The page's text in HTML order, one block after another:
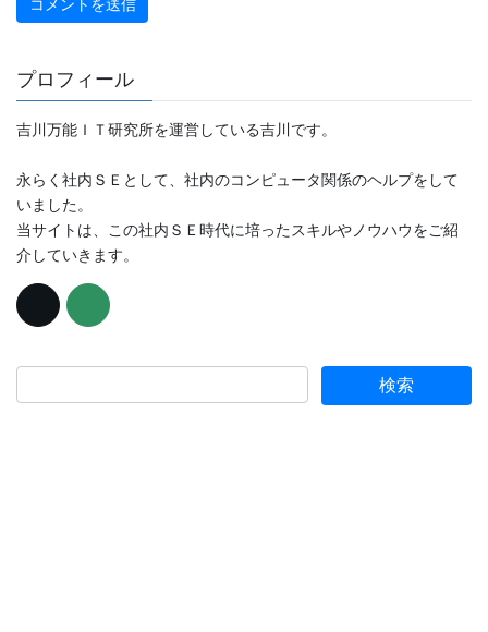
プロフィール
吉川万能ＩＴ研究所を運営している吉川です。
永らく社内ＳＥとして、社内のコンピュータ関係のヘルプをして
いました。
当サイトは、この社内ＳＥ時代に培ったスキルやノウハウをご紹
介していきます。